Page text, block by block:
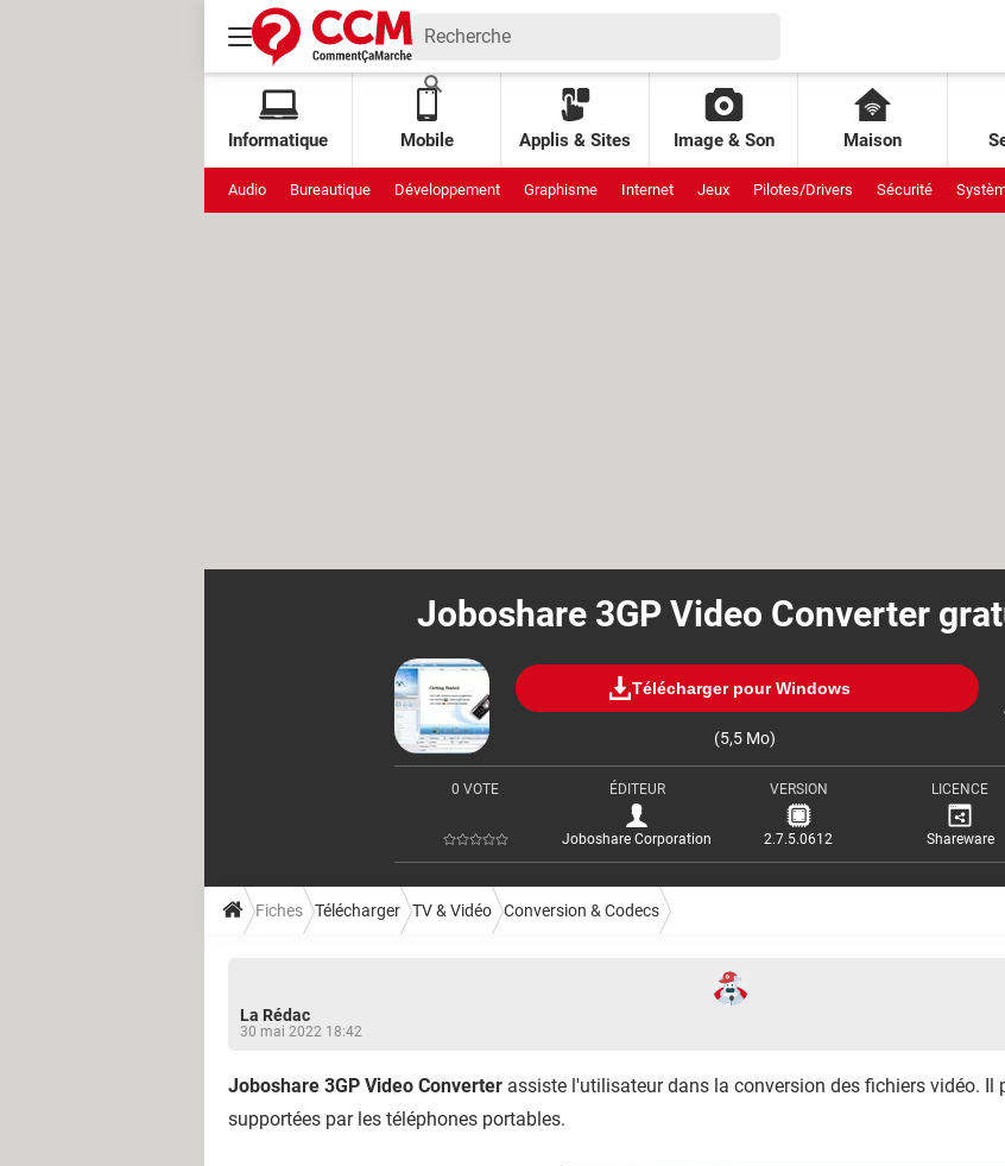
Informatique Mobile Applis & Sites Image & Son Maison
Audio Bureautique Développement Graphisme Internet Jeux Pilotes/Drivers Sécurité
Joboshare 3GP Video Converter
Télécharger pour Windows
(5,5 Mo)
0 VOTE ÉDITEUR
Joboshare Corporation
VERSION
2.7.5.0612
LICENCE
Shareware
Fiches Télécharger TV & Vidéo Conversion & Codecs
La Rédac
30 mai 2022 18:42
Joboshare 3GP Video Converter assiste l'utilisateur dans la conversion des fichiers vidéo. Il
supportées par les téléphones portables.